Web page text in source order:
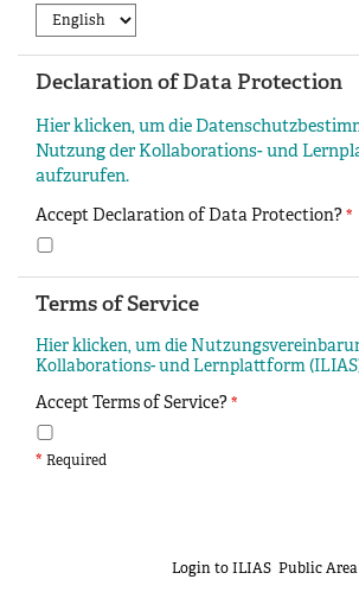
Declaration of Data Protection
Hier klicken, um die
Nutzung der Kollaborations- und
aufzurufen.
Accept Declaration of Data Protection? *
Terms of Service
Hier klicken, um die
Kollaborations- und Lernplattform
Accept Terms of Service? *
* Required
Login to ILIAS Public Area